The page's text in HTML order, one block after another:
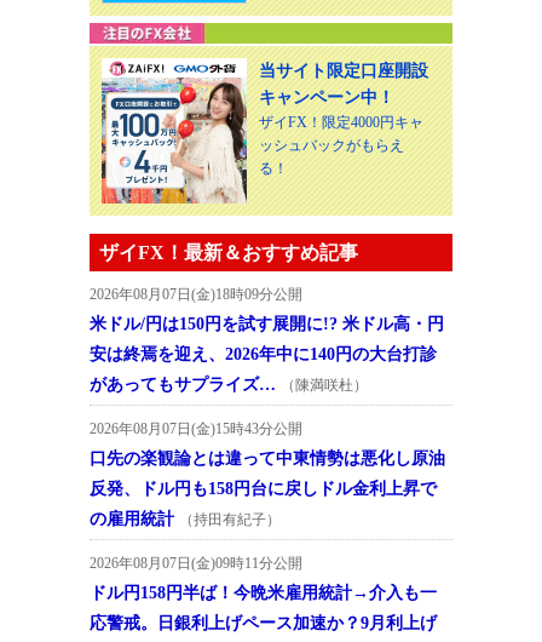
当サイト限定口座開設
キャンペーン中！
ザイFX！限定4000円キャ
ッシュバックがもらえ
る！
ザイFX！最新＆おすすめ記事
2026年08月07日(金)18時09分公開
米ドル/円は150円を試す展開に!? 米ドル高・円
安は終焉を迎え、2026年中に140円の大台打診
があってもサプライズ…
（陳満咲杜）
2026年08月07日(金)15時43分公開
口先の楽観論とは違って中東情勢は悪化し原油
反発、ドル円も158円台に戻しドル金利上昇で
の雇用統計
（持田有紀子）
2026年08月07日(金)09時11分公開
ドル円158円半ば！今晩米雇用統計→介入も一
応警戒。日銀利上げペース加速か？9月利上げ